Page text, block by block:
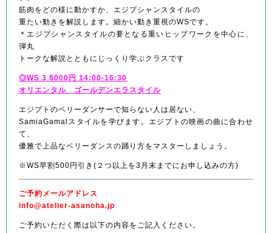
筋肉をどの様に動かすか、エジプシャンスタイルの
重たい動きを解説します。細かい動き重視のWSです。
＊エジプシャンスタイルの要となる重いヒップワークを中心に、
弾丸
トークな解説とともにじっくり学ぶクラスです
◎WS 3 8000円 14:00-16:30
オリエンタル ゴールデンエラスタイル
エジプトのベリーダンサーで知らない人は居ない、
SamiaGamalスタイルを学びます。エジプトの映画の曲に合わせ
て、
優雅で上品なベリーダンスの踊り方をマスターしましょう。
※WS早割500円引き(２つ以上を3月末までにお申し込みの方)
ご予約メールアドレス
info@atelier-asanoha.jp
ご予約いただく際は以下の内容をご記入ください。